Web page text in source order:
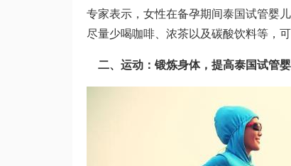
专家表示，女性在备孕期间泰国试管婴
尽量少喝咖啡、浓茶以及碳酸饮料等，可
二、运动：锻炼身体，提高泰国试管